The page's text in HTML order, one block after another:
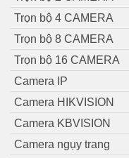
Trọn bộ 4 CAMERA
Trọn bộ 8 CAMERA
Trọn bộ 16 CAMERA
Camera IP
Camera HIKVISION
Camera KBVISION
Camera ngụy trang